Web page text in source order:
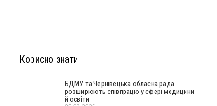
Корисно знати
БДМУ та Чернівецька обласна рада
розширюють співпрацю у сфері медицини
й освіти